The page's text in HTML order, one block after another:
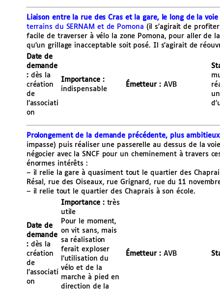
Liaison entre la rue des Cras et la gare, le long de la
terrains du SERNAM et de Pomona (il s’agirait de
facile de traverser à vélo la zone Pomona, pour aller de
qu’un grillage inacceptable soit posé. Il s’agirait de
Date de
demande
:dès la
création
de
l’associati
on
Importance :
indispensable
Émetteur :AVB
Prolongement de la demande précédente, plus
impasse) puis réaliser une passerelle au dessus de la
négocier avec la SNCF pour un cheminement à travers
énormes intérêts :
– il relie la gare à quasiment tout le quartier des
Résal, rue des Oiseaux, rue Grignard, rue du 11
– il relie tout le quartier des Chaprais à son école.
Date de
demande
:dès la
création
de
l’associati
on
Importance :très
utile
Pour le moment,
on vit sans, mais
sa réalisation
ferait exploser
l’utilisation du
vélo et de la
marche à pied en
direction de la
Émetteur :AVB